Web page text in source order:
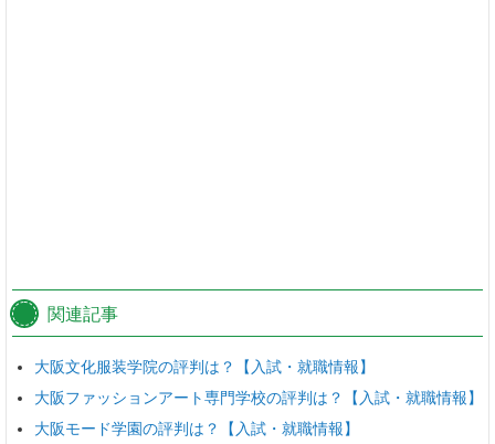
関連記事
大阪文化服装学院の評判は？【入試・就職情報】
大阪ファッションアート専門学校の評判は？【入試・就職情報】
大阪モード学園の評判は？【入試・就職情報】